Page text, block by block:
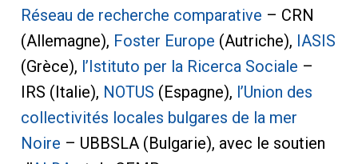
Réseau de recherche comparative – CRN
(Allemagne), Foster Europe (Autriche), IASIS
(Grèce), l’Istituto per la Ricerca Sociale –
IRS (Italie), NOTUS (Espagne), l’Union des
collectivités locales bulgares de la mer
Noire – UBBSLA (Bulgarie), avec le soutien